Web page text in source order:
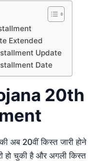
Extended
Update
Date
20th
अब 20वीं किस्त जारी होने
हो चुकी है और अगली किस्त